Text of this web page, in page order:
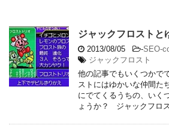
ジャックフロストと
2013/08/05 -SEO-
ジャックフロスト
他の記事でもいくつかで
ストにはゆかいな仲間
にでてくるうちの、いく
ょうか？ ジャックフロ